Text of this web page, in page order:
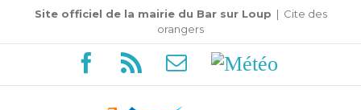
Passer
au
Site officiel de la mairie du Bar sur Loup | Cite des
orangers
Facebook
Rss EmailMétéo